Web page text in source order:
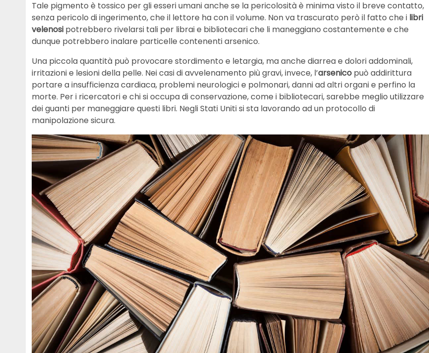
Tale pigmento è tossico per gli esseri umani anche se la pericolosità è minima visto il breve contatto,
senza pericolo di ingerimento, che il lettore ha con il volume. Non va trascurato però il fatto che i libri
velenosi potrebbero rivelarsi tali per librai e bibliotecari che li maneggiano costantemente e che
dunque potrebbero inalare particelle contenenti arsenico.
Una piccola quantità può provocare stordimento e letargia, ma anche diarrea e dolori addominali,
irritazioni e lesioni della pelle. Nei casi di avvelenamento più gravi, invece, l’arsenico può addirittura
portare a insufficienza cardiaca, problemi neurologici e polmonari, danni ad altri organi e perfino la
morte. Per i ricercatori e chi si occupa di conservazione, come i bibliotecari, sarebbe meglio utilizzare
dei guanti per maneggiare questi libri. Negli Stati Uniti si sta lavorando ad un protocollo di
manipolazione sicura.